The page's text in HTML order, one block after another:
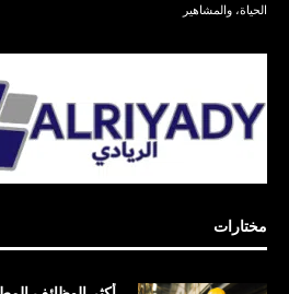
الحياة، والمشاهير
مختارات